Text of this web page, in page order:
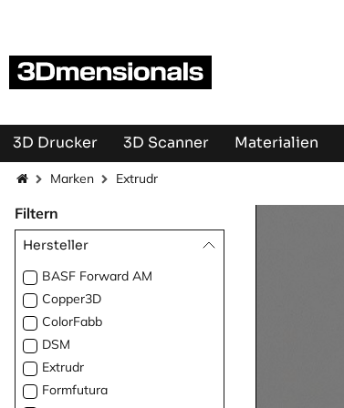
3D Drucker 3D Scanner Materialien
Marken Extrudr
Filtern
Hersteller
BASF Forward AM
Copper3D
ColorFabb
DSM
Extrudr
Formfutura